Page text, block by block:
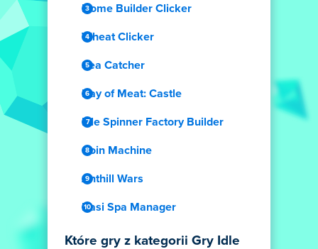
Home Builder Clicker
Wheat Clicker
Sea Catcher
Day of Meat: Castle
Idle Spinner Factory Builder
Coin Machine
Anthill Wars
Dasi Spa Manager
Które gry z kategorii Gry Idle